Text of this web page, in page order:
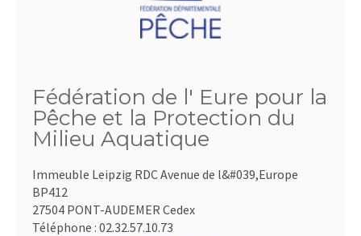
Fédération de l' Eure pour la
Pêche et la Protection du
Milieu Aquatique
Immeuble Leipzig RDC Avenue de l&#039,Europe
BP412
27504 PONT-AUDEMER Cedex
Téléphone : 02.32.57.10.73